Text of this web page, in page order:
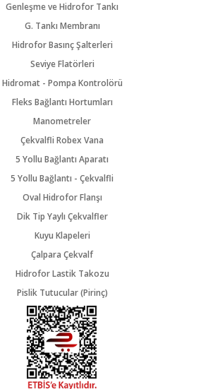
Genleşme ve Hidrofor Tankı
G. Tankı Membranı
Hidrofor Basınç Şalterleri
Seviye Flatörleri
Hidromat - Pompa Kontrolörü
Fleks Bağlantı Hortumları
Manometreler
Çekvalfli Robex Vana
5 Yollu Bağlantı Aparatı
5 Yollu Bağlantı - Çekvalfli
Oval Hidrofor Flanşı
Dik Tip Yaylı Çekvalfler
Kuyu Klapeleri
Çalpara Çekvalf
Hidrofor Lastik Takozu
Pislik Tutucular (Pirinç)